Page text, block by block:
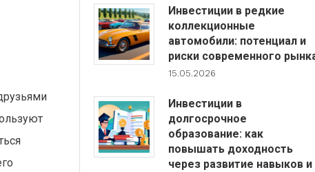
Инвестиции в редкие
коллекционные
автомобили: потенциал и
риски современного
15.05.2026
Инвестиции в
долгосрочное
образование: как
повышать доходность
через развитие навыков и